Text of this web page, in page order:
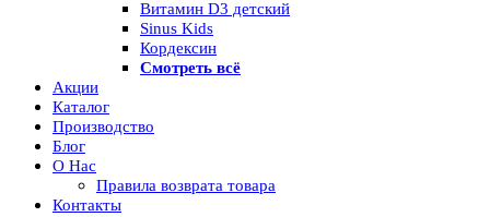
Витамин D3 детский
Sinus Kids
Кордексин
Смотреть всё
Акции
Каталог
Производство
Блог
О Нас
Правила возврата товара
Контакты